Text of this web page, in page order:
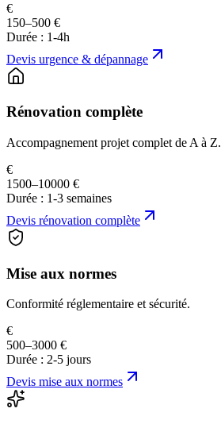
€
150–500 €
Durée : 1-4h
Devis urgence & dépannage
Rénovation complète
Accompagnement projet complet de A à Z.
€
1500–10000 €
Durée : 1-3 semaines
Devis rénovation complète
Mise aux normes
Conformité réglementaire et sécurité.
€
500–3000 €
Durée : 2-5 jours
Devis mise aux normes